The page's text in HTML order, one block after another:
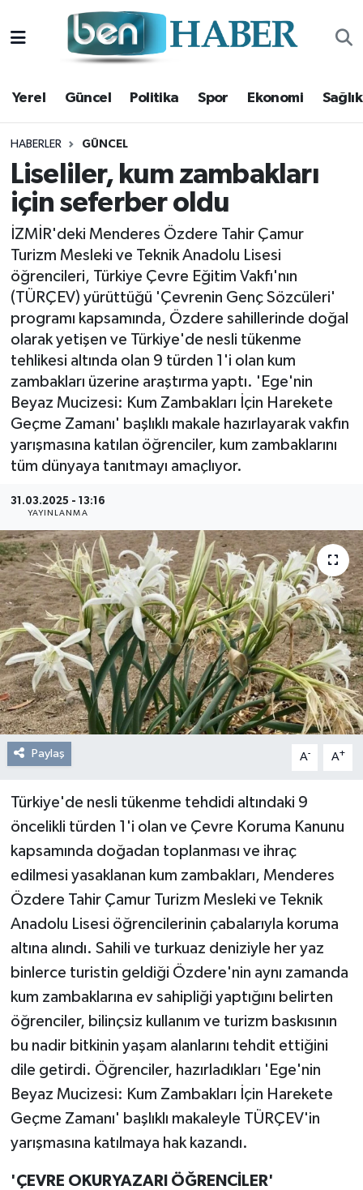
Yerel Güncel Politika Spor Ekonomi Sağlık
HABERLER GÜNCEL
Liseliler, kum zambakları
için seferber oldu
İZMİR'deki Menderes Özdere Tahir Çamur
Turizm Mesleki ve Teknik Anadolu Lisesi
öğrencileri, Türkiye Çevre Eğitim Vakfı'nın
(TÜRÇEV) yürüttüğü 'Çevrenin Genç Sözcüleri'
programı kapsamında, Özdere sahillerinde doğal
olarak yetişen ve Türkiye'de nesli tükenme
tehlikesi altında olan 9 türden 1'i olan kum
zambakları üzerine araştırma yaptı. 'Ege'nin
Beyaz Mucizesi: Kum Zambakları İçin Harekete
Geçme Zamanı' başlıklı makale hazırlayarak vakfın
yarışmasına katılan öğrenciler, kum zambaklarını
tüm dünyaya tanıtmayı amaçlıyor.
31.03.2025 - 13:16
YAYINLANMA
Paylaş A- A+
Türkiye'de nesli tükenme tehdidi altındaki 9
öncelikli türden 1'i olan ve Çevre Koruma Kanunu
kapsamında doğadan toplanması ve ihraç
edilmesi yasaklanan kum zambakları, Menderes
Özdere Tahir Çamur Turizm Mesleki ve Teknik
Anadolu Lisesi öğrencilerinin çabalarıyla koruma
altına alındı. Sahili ve turkuaz deniziyle her yaz
binlerce turistin geldiği Özdere'nin aynı zamanda
kum zambaklarına ev sahipliği yaptığını belirten
öğrenciler, bilinçsiz kullanım ve turizm baskısının
bu nadir bitkinin yaşam alanlarını tehdit ettiğini
dile getirdi. Öğrenciler, hazırladıkları 'Ege'nin
Beyaz Mucizesi: Kum Zambakları İçin Harekete
Geçme Zamanı' başlıklı makaleyle TÜRÇEV'in
yarışmasına katılmaya hak kazandı.
'ÇEVRE OKURYAZARI ÖĞRENCİLER'
Yerel
Güncel
Politika
Spor
Ekonomi
Sağlık
Magazin
Kültür Sanat
Röportajlar
Hava Durumu
Trafik Durumu
Süper Lig Puan Durumu ve Fikstür
Tüm Manşetler
Son Dakika Haberleri
Haber Arşivi